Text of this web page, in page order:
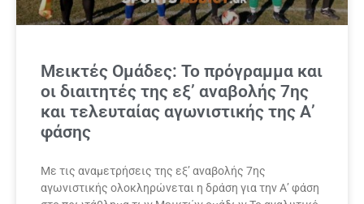
Μεικτές Ομάδες: Το πρόγραμμα και
οι διαιτητές της εξ’ αναβολής 7ης
και τελευταίας αγωνιστικής της Α’
φάσης
Με τις αναμετρήσεις της εξ’ αναβολής 7ης
αγωνιστικής ολοκληρώνεται η δράση για την Α’ φάση